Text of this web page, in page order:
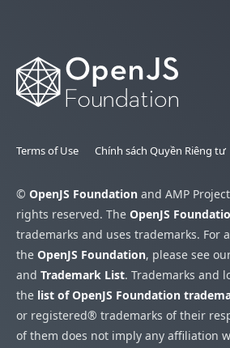
Terms of Use Chính sách Quyền Riêng tư
© OpenJS Foundation and AMP
rights reserved. The OpenJS
trademarks and uses trademarks. For
the OpenJS Foundation, please see
and Trademark List. Trademarks and
the list of OpenJS Foundation
or registered® trademarks of their
of them does not imply any affiliation